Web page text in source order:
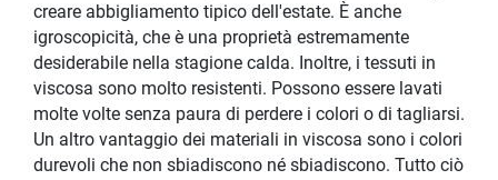
creare abbigliamento tipico dell'estate. È anche
igroscopicità, che è una proprietà estremamente
desiderabile nella stagione calda. Inoltre, i tessuti in
viscosa sono molto resistenti. Possono essere lavati
molte volte senza paura di perdere i colori o di tagliarsi.
Un altro vantaggio dei materiali in viscosa sono i colori
durevoli che non sbiadiscono né sbiadiscono. Tutto ciò